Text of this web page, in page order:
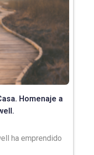
Homenaje a
ha emprendido